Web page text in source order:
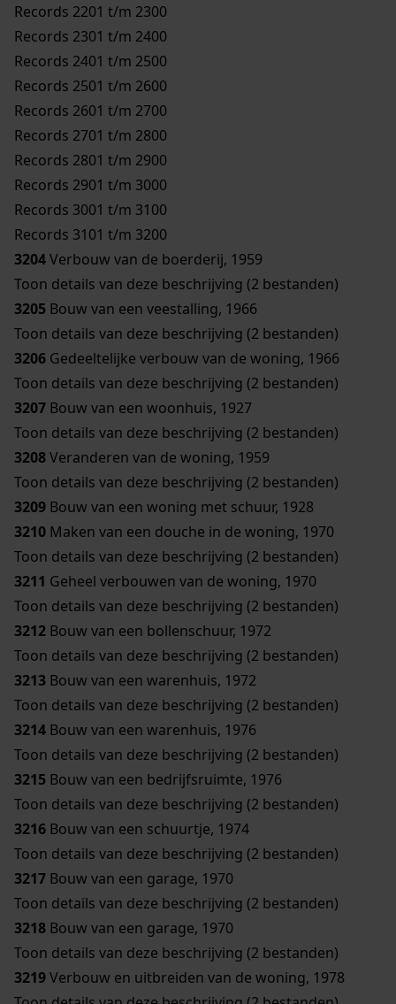
Records 2201 t/m 2300
Records 2301 t/m 2400
Records 2401 t/m 2500
Records 2501 t/m 2600
Records 2601 t/m 2700
Records 2701 t/m 2800
Records 2801 t/m 2900
Records 2901 t/m 3000
Records 3001 t/m 3100
Records 3101 t/m 3200
3204Verbouw van de boerderij, 1959
Toon details van deze beschrijving (2 bestanden)
3205 Bouw van een veestalling, 1966
Toon details van deze beschrijving (2 bestanden)
3206 Gedeeltelijke verbouw van de woning, 1966
Toon details van deze beschrijving (2 bestanden)
3207 Bouw van een woonhuis, 1927
Toon details van deze beschrijving (2 bestanden)
3208Veranderen van de woning, 1959
Toon details van deze beschrijving (2 bestanden)
3209 Bouw van een woning met schuur, 1928
3210 Maken van een douche in de woning, 1970
Toon details van deze beschrijving (2 bestanden)
3211 Geheel verbouwen van de woning, 1970
Toon details van deze beschrijving (2 bestanden)
3212 Bouw van een bollenschuur, 1972
Toon details van deze beschrijving (2 bestanden)
3213 Bouw van een warenhuis, 1972
Toon details van deze beschrijving (2 bestanden)
3214 Bouw van een warenhuis, 1976
Toon details van deze beschrijving (2 bestanden)
3215 Bouw van een bedrijfsruimte, 1976
Toon details van deze beschrijving (2 bestanden)
3216 Bouw van een schuurtje, 1974
Toon details van deze beschrijving (2 bestanden)
3217 Bouw van een garage, 1970
Toon details van deze beschrijving (2 bestanden)
3218 Bouw van een garage, 1970
Toon details van deze beschrijving (2 bestanden)
3219Verbouw en uitbreiden van de woning, 1978